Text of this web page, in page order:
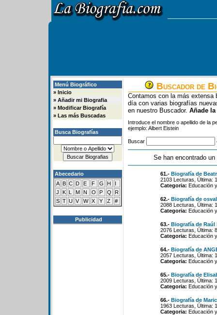
Menú Biográfico
» Inicio
» Añadir mi Biografia
» Modificar Biografía
» Las más Buscadas
Busca Biografías
Abecedario
A B C D E F G H
I
J
K L M N O P Q
R
S T U V W X Y Z #
Publicidad
Buscador de
Contamos con la más extensa
día con varias biografías
en nuestro Buscador. Añade
Introduce el nombre o apellido de la
ejemplo: Albert Eistein
Buscar
Se han encontrado
61.- Biografía de
2103 Lecturas, Última:
Categoria: Educación
62.- Biografía de
2088 Lecturas, Última:
Categoria: Educación
63.- Biografía de Raúl
2076 Lecturas, Última:
Categoria: Educación
64.- Biografía de
2057 Lecturas, Última:
Categoria: Educación
65.- Biografía de
2009 Lecturas, Última:
Categoria: Educación
66.- Biografía de
1963 Lecturas, Última:
Categoria: Educación